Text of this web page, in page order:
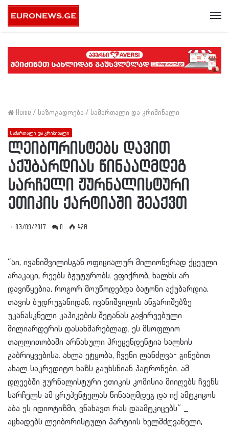
Home / საზოგადოება / სამართალი და კრიმინალი
სამართალი და კრიმინალი
ლეიბორისტებს დავით
აქუბარდიას წინააღმდეგ
სარჩელი ჟურნალისტური
ეთიკის ქარტიაში შეაქვთ
03/09/2017 0 428
“აი, ივანიშვილისგან ოფიციალურ მილიონერად ქცეული
არაკაცი, რეებს ბჟუტურობს. ვფიქრობ, ხალხს არ
დავიწყებია, როგორ მოუწოდებდა ბატონი აქუბარდია,
თავის ბუდრუგანიდან, ივანიშვილის ანგარიშებზე
უკანასკნელი კაპიკების შეტანას გაჭირვებული
მილიარდერის დასახმარებლად. ეს მსოფლიო
თაღლითობაში არნახული პრეცენდენტია ხალხის
გაბრიყვებისა. ახლა ეტყობა, ჩვენი ლანძღვა- გინებით
ახალ საკრედიტო ხაზს გაუხსნიან პატრონები. ამ
დღეებში ჟურნალისტური ეთიკის კომისია მიიღებს ჩვენს
სარჩელს ამ ცრუპენტელას წინააღმდეგ და იქ ამტკიცოს
აბა ეს იდიოტიზმი, ვნახავთ რას დაამტკიცებს” _
აცხადებს ლეიბორისტული პარტიის ხელმძღვანელი,